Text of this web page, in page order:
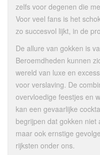
zelfs voor degenen die
Voor veel fans is het
zo succesvol lijkt, in de
De allure van gokken is
Beroemdheden kunnen
wereld van luxe en
voor verslaving. De
overvloedige feestjes en
kan een gevaarlijke
begrijpen dat gokken niet
maar ook ernstige
rijksten onder ons.